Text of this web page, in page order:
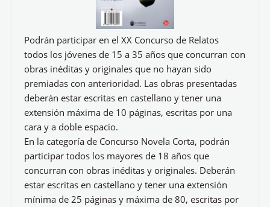
Podrán participar en el XX Concurso de Relatos
todos los jóvenes de 15 a 35 años que concurran con
obras inéditas y originales que no hayan sido
premiadas con anterioridad. Las obras presentadas
deberán estar escritas en castellano y tener una
extensión máxima de 10 páginas, escritas por una
cara y a doble espacio.
En la categoría de Concurso Novela Corta, podrán
participar todos los mayores de 18 años que
concurran con obras inéditas y originales. Deberán
estar escritas en castellano y tener una extensión
mínima de 25 páginas y máxima de 80, escritas por